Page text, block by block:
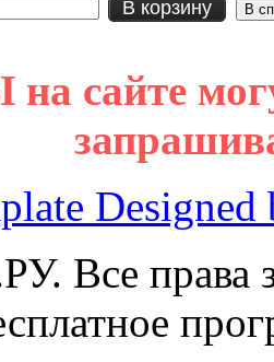
В корзину
сайте
Designed
Все права